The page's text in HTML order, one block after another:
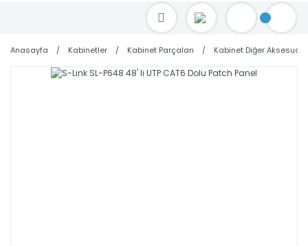
TOPTAN FİYAT ALMAK İÇİN satis@toptanbilgisayar.net MAİL ATINIZ.
SİPARİŞLERİNİZİ AYNI GÜN KARGO İLE GÖNDERİYORUZ!
Anasayfa Kabinetler Kabinet Parçaları Kabinet Diğer